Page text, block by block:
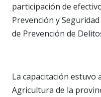
participación de
Prevención y
de Prevención de
La capacitación estuvo
Agricultura de la